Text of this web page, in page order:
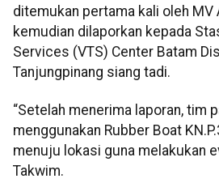
ditemukan pertama kali oleh MV
kemudian dilaporkan kepada
Services (VTS) Center Batam
Tanjungpinang siang tadi.
“Setelah menerima laporan, tim
menggunakan Rubber Boat
menuju lokasi guna melakukan
Takwim.